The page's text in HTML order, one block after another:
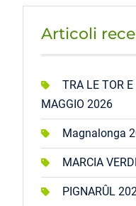
Articoli
TRA LE TOR
MAGGIO 2026
Magnalonga
MARCIA
PIGNARÛL